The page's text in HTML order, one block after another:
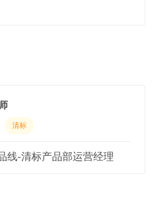
清标
线-清标产品部运营经理